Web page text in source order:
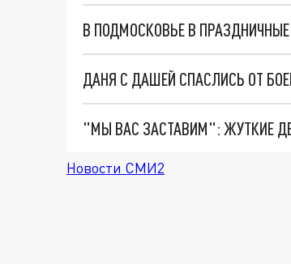
В ПОДМОСКОВЬЕ В
ДАНЯ С ДАШЕЙ СПАСЛИСЬ ОТ
Новости СМИ2